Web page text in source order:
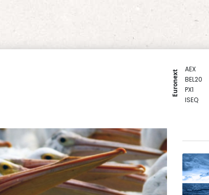
Euronext
AEX
BEL20
PX1
ISEQ
BIOTK